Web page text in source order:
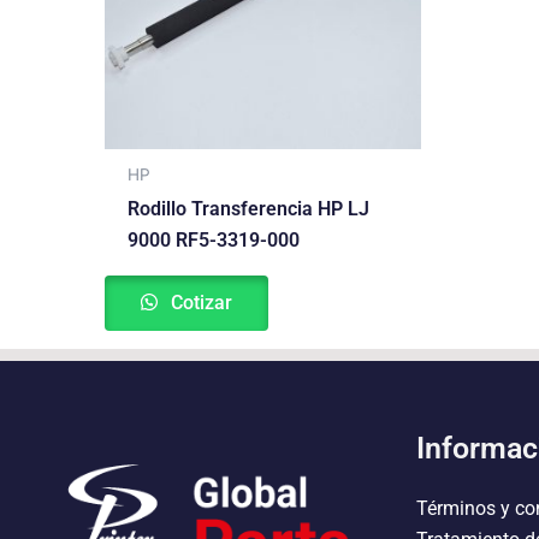
HP
Rodillo Transferencia HP LJ
9000 RF5-3319-000
Cotizar
Términos y